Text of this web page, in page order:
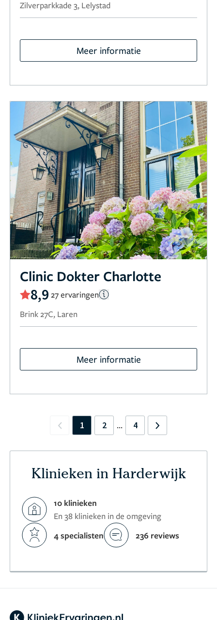
Zilverparkkade 3, Lelystad
Meer informatie
Clinic Dokter Charlotte
8,9 27 ervaringen
Brink 27C, Laren
Meer informatie
Previous
1 2 ... 4 Next
Klinieken in Harderwijk
10 klinieken
En 38 klinieken in de omgeving
4 specialisten
236 reviews